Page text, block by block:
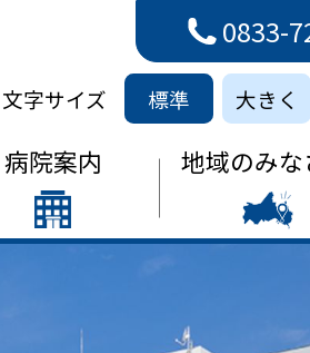
0833-
文字サイズ 標準 大きく
病院案内 地域のみな